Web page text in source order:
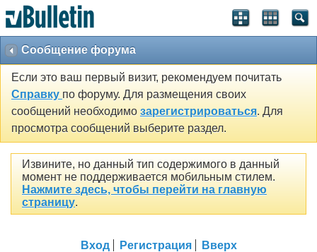
Сообщение форума
Если это ваш первый визит, рекомендуем почитать
Справку по форуму. Для размещения своих
сообщений необходимо зарегистрироваться. Для
просмотра сообщений выберите раздел.
Извините, но данный тип содержимого в данный
момент не поддерживается мобильным стилем.
Нажмите здесь, чтобы перейти на главную
страницу.
Вход Регистрация Вверх